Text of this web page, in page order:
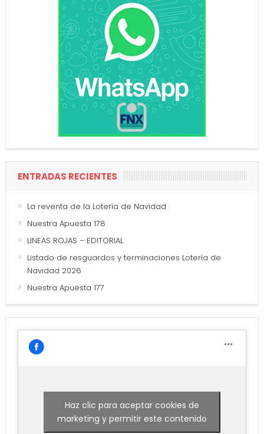
ENTRADAS RECIENTES
La reventa de la Lotería de Navidad
Nuestra Apuesta 178
LINEAS ROJAS – EDITORIAL
Listado de resguardos y terminaciones Lotería de
Navidad 2026
Nuestra Apuesta 177
Haz clic para aceptar cookies de
marketing y permitir este contenido